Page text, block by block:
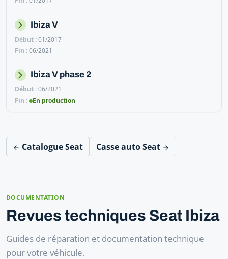
Ibiza V
01/2017
06/2021
Ibiza V phase 2
06/2021
En production
Catalogue Seat Casse auto Seat
DOCUMENTATION
Revues techniques Seat Ibiza
Guides de réparation et documentation technique
pour votre véhicule.